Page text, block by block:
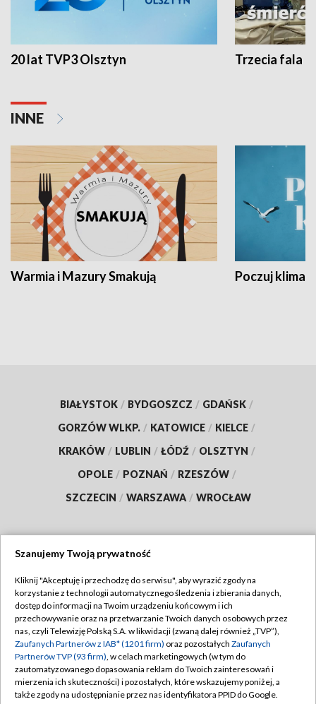
20 lat TVP3 Olsztyn Trzecia fala -
INNE
Warmia i Mazury Smakują Poczuj klimat
BIAŁYSTOK / BYDGOSZCZ / GDAŃSK /
GORZÓW WLKP. / KATOWICE / KIELCE /
KRAKÓW / LUBLIN / ŁÓDŹ / OLSZTYN /
OPOLE / POZNAŃ / RZESZÓW /
SZCZECIN / WARSZAWA / WROCŁAW
TVP
Abonament TVP
Emisja w TVP
Centrum informacji TVP
Naziemna Telewizja Cyfrowa
Regulamin TVP
Polityka prywatności
Moje zgody
Pomoc
Szanujemy Twoją prywatność
Kliknij "Akceptuję i przechodzę do serwisu", aby wyrazić zgody na
korzystanie z technologii automatycznego śledzenia i zbierania danych,
dostęp do informacji na Twoim urządzeniu końcowym i ich
przechowywanie oraz na przetwarzanie Twoich danych osobowych przez
nas, czyli Telewizję Polską S.A. w likwidacji (zwaną dalej również „TVP”),
Zaufanych Partnerów z IAB* (1201 firm) oraz pozostałych Zaufanych
Partnerów TVP (93 firm), w celach marketingowych (w tym do
zautomatyzowanego dopasowania reklam do Twoich zainteresowań i
mierzenia ich skuteczności) i pozostałych, które wskazujemy poniżej, a
także zgody na udostępnianie przez nas identyfikatora PPID do Google.